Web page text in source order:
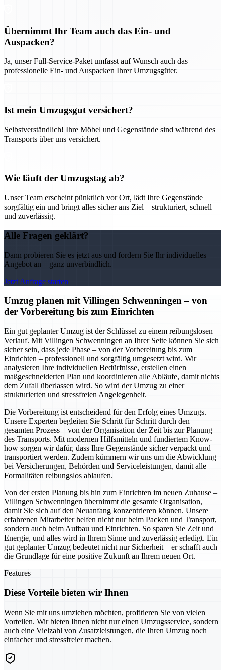
Übernimmt Ihr Team auch das Ein- und
Auspacken?
Ja, unser Full-Service-Paket umfasst auf Wunsch auch das
professionelle Ein- und Auspacken Ihrer Umzugsgüter.
Ist mein Umzugsgut versichert?
Selbstverständlich! Ihre Möbel und Gegenstände sind während des
Transports über uns versichert.
Wie läuft der Umzugstag ab?
Unser Team erscheint pünktlich vor Ort, lädt Ihre Gegenstände
sorgfältig ein und bringt alles sicher ans Ziel – strukturiert, schnell
und zuverlässig.
Alle Fragen geklärt?
Dann probieren Sie es jetzt aus und fordern Sie Ihr individuelles
Angebot an – ganz unverbindlich.
Jetzt Anfrage starten
Umzug planen mit Villingen Schwenningen – von
der Vorbereitung bis zum Einrichten
Ein gut geplanter Umzug ist der Schlüssel zu einem reibungslosen
Verlauf. Mit Villingen Schwenningen an Ihrer Seite können Sie sich
sicher sein, dass jede Phase – von der Vorbereitung bis zum
Einrichten – professionell und sorgfältig umgesetzt wird. Wir
analysieren Ihre individuellen Bedürfnisse, erstellen einen
maßgeschneiderten Plan und koordinieren alle Abläufe, damit nichts
dem Zufall überlassen wird. So wird der Umzug zu einer
strukturierten und stressfreien Angelegenheit.
Die Vorbereitung ist entscheidend für den Erfolg eines Umzugs.
Unsere Experten begleiten Sie Schritt für Schritt durch den
gesamten Prozess – von der Organisation der Zeit bis zur Planung
des Transports. Mit modernen Hilfsmitteln und fundiertem Know-
how sorgen wir dafür, dass Ihre Gegenstände sicher verpackt und
transportiert werden. Zudem kümmern wir uns um die Abwicklung
bei Versicherungen, Behörden und Serviceleistungen, damit alle
Formalitäten reibungslos ablaufen.
Von der ersten Planung bis hin zum Einrichten im neuen Zuhause –
Villingen Schwenningen übernimmt die gesamte Organisation,
damit Sie sich auf den Neuanfang konzentrieren können. Unsere
erfahrenen Mitarbeiter helfen nicht nur beim Packen und Transport,
sondern auch beim Aufbau und Einrichten. So sparen Sie Zeit und
Energie, und alles wird in Ihrem Sinne und zuverlässig erledigt. Ein
gut geplanter Umzug bedeutet nicht nur Sicherheit – er schafft auch
die Grundlage für eine positive Zukunft an Ihrem neuen Ort.
Features
Diese Vorteile bieten wir Ihnen
Wenn Sie mit uns umziehen möchten, profitieren Sie von vielen
Vorteilen. Wir bieten Ihnen nicht nur einen Umzugsservice, sondern
auch eine Vielzahl von Zusatzleistungen, die Ihren Umzug noch
einfacher und stressfreier machen.